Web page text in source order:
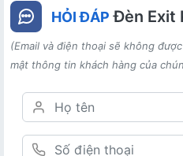
HỎI ĐÁP Đèn Exit
(Email và điện thoại sẽ không
mật thông tin khách hàng của